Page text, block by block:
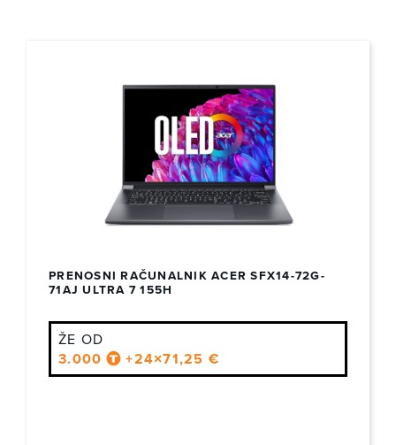
PRENOSNI RAČUNALNIK ACER SFX14-72G-
71AJ ULTRA 7 155H
ŽE OD
3.000
+24×71,25 €